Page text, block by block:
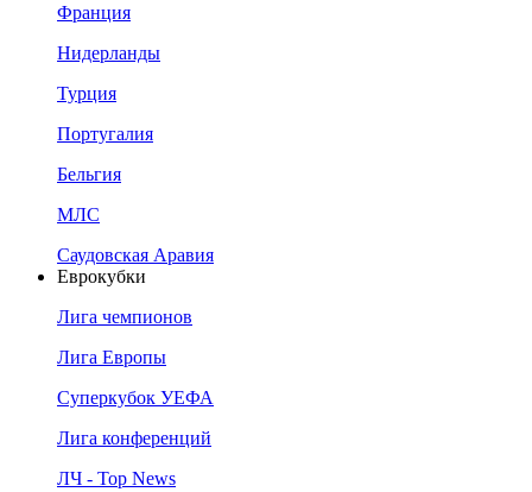
Франция
Нидерланды
Турция
Португалия
Бельгия
МЛС
Саудовская Аравия
Еврокубки
Лига чемпионов
Лига Европы
Суперкубок УЕФА
Лига конференций
ЛЧ - Top News